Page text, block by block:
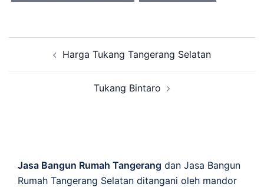
navigationHarga Tukang Tangerang Selatan
Tukang Bintaro
Jasa Bangun Rumah Tangerang dan Jasa Bangun
Rumah Tangerang Selatan ditangani oleh mandor